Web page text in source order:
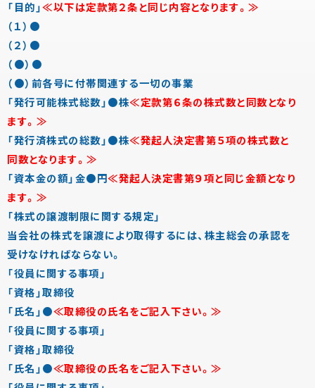
「目的」≪以下は定款第２条と同じ内容となります。≫
（１）●
（２）●
（●）●
（●）前各号に付帯関連する一切の事業
「発行可能株式総数」●株≪定款第６条の株式数と同数となり
ます。≫
「発行済株式の総数」●株≪発起人決定書第５項の株式数と
同数となります。≫
「資本金の額」金●円≪発起人決定書第９項と同じ金額となり
ます。≫
「株式の譲渡制限に関する規定」
当会社の株式を譲渡により取得するには、株主総会の承認を
受けなければならない。
「役員に関する事項」
「資格」取締役
「氏名」●≪取締役の氏名をご記入下さい。≫
「役員に関する事項」
「資格」取締役
「氏名」●≪取締役の氏名をご記入下さい。≫